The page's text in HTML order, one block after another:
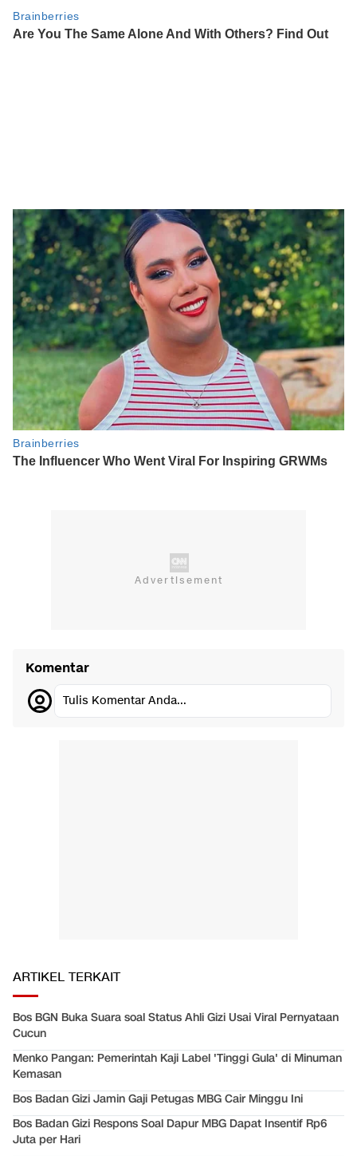
Komentar
Tulis Komentar Anda...
ARTIKEL TERKAIT
Bos BGN Buka Suara soal Status Ahli Gizi Usai Viral Pernyataan
Cucun
Menko Pangan: Pemerintah Kaji Label 'Tinggi Gula' di Minuman
Kemasan
Bos Badan Gizi Jamin Gaji Petugas MBG Cair Minggu Ini
Bos Badan Gizi Respons Soal Dapur MBG Dapat Insentif Rp6
Juta per Hari